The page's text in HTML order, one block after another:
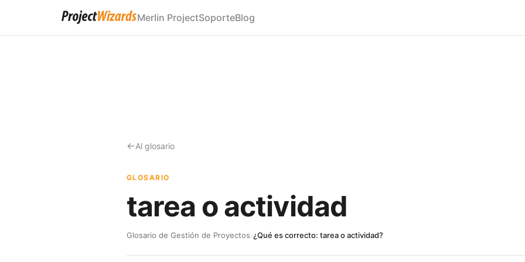
Merlin ProjectSoporteBlog
Al glosario
GLOSARIO
tarea o actividad
Glosario de Gestión de Proyectos›¿Qué es correcto: tarea o actividad?